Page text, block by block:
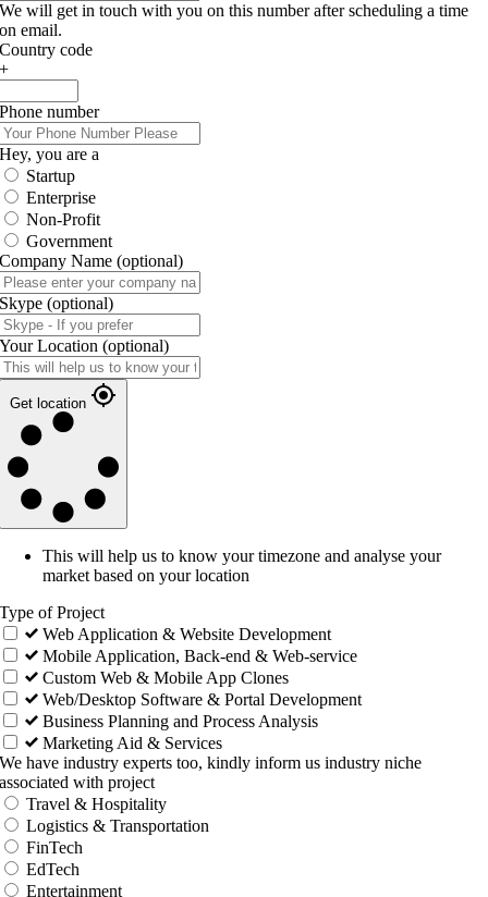
We will get in touch with you on this number after scheduling a time
on email.
Country code
+
Phone number
Hey, you are a
Startup
Enterprise
Non-Profit
Government
Company Name (optional)
Skype (optional)
Your Location (optional)
Get location
This will help us to know your timezone and analyse your
market based on your location
Type of Project
Web Application & Website Development
Mobile Application, Back-end & Web-service
Custom Web & Mobile App Clones
Web/Desktop Software & Portal Development
Business Planning and Process Analysis
Marketing Aid & Services
We have industry experts too, kindly inform us industry niche
associated with project
Travel & Hospitality
Logistics & Transportation
FinTech
EdTech
Entertainment